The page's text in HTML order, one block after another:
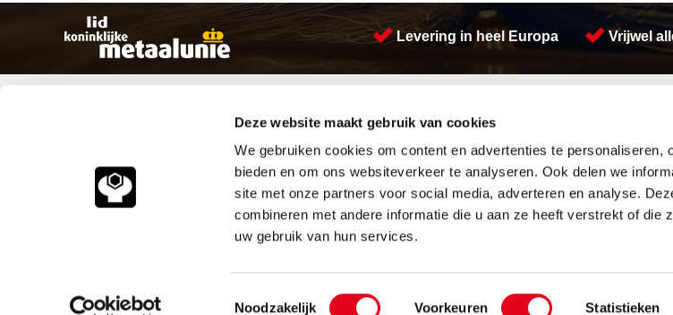
Deze website maakt gebruik van cookies
We gebruiken cookies om content en advertenties te personaliseren,
bieden en om ons websiteverkeer te analyseren. Ook delen we
site met onze partners voor social media, adverteren en analyse.
combineren met andere informatie die u aan ze heeft verstrekt of die
uw gebruik van hun services.
Toestemmingsselectie
Noodzakelijk Voorkeuren Statistieken
Levering in heel Europa Vrijwel
Klantenservice
Vacatures
Aandrijftechniek
Afdichtingen en Rubbers
Bevestigings materialen
Hang en sluitwerk
Hydrauliek onderdelen
Leidingcomponenten
Looproosters
Pneumatiek
Pompen
Verbruiksartikelen
Gereedschappen
Smeersystemen
Waterreiniging
Meeuwsen Trade & Metal Services B.V. Over ons